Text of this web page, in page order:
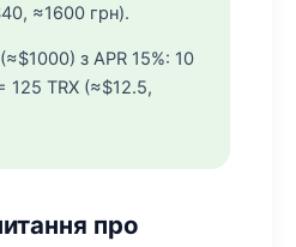
≈1600 грн).
з APR 15%: 10
125 TRX (≈$12.5,
про